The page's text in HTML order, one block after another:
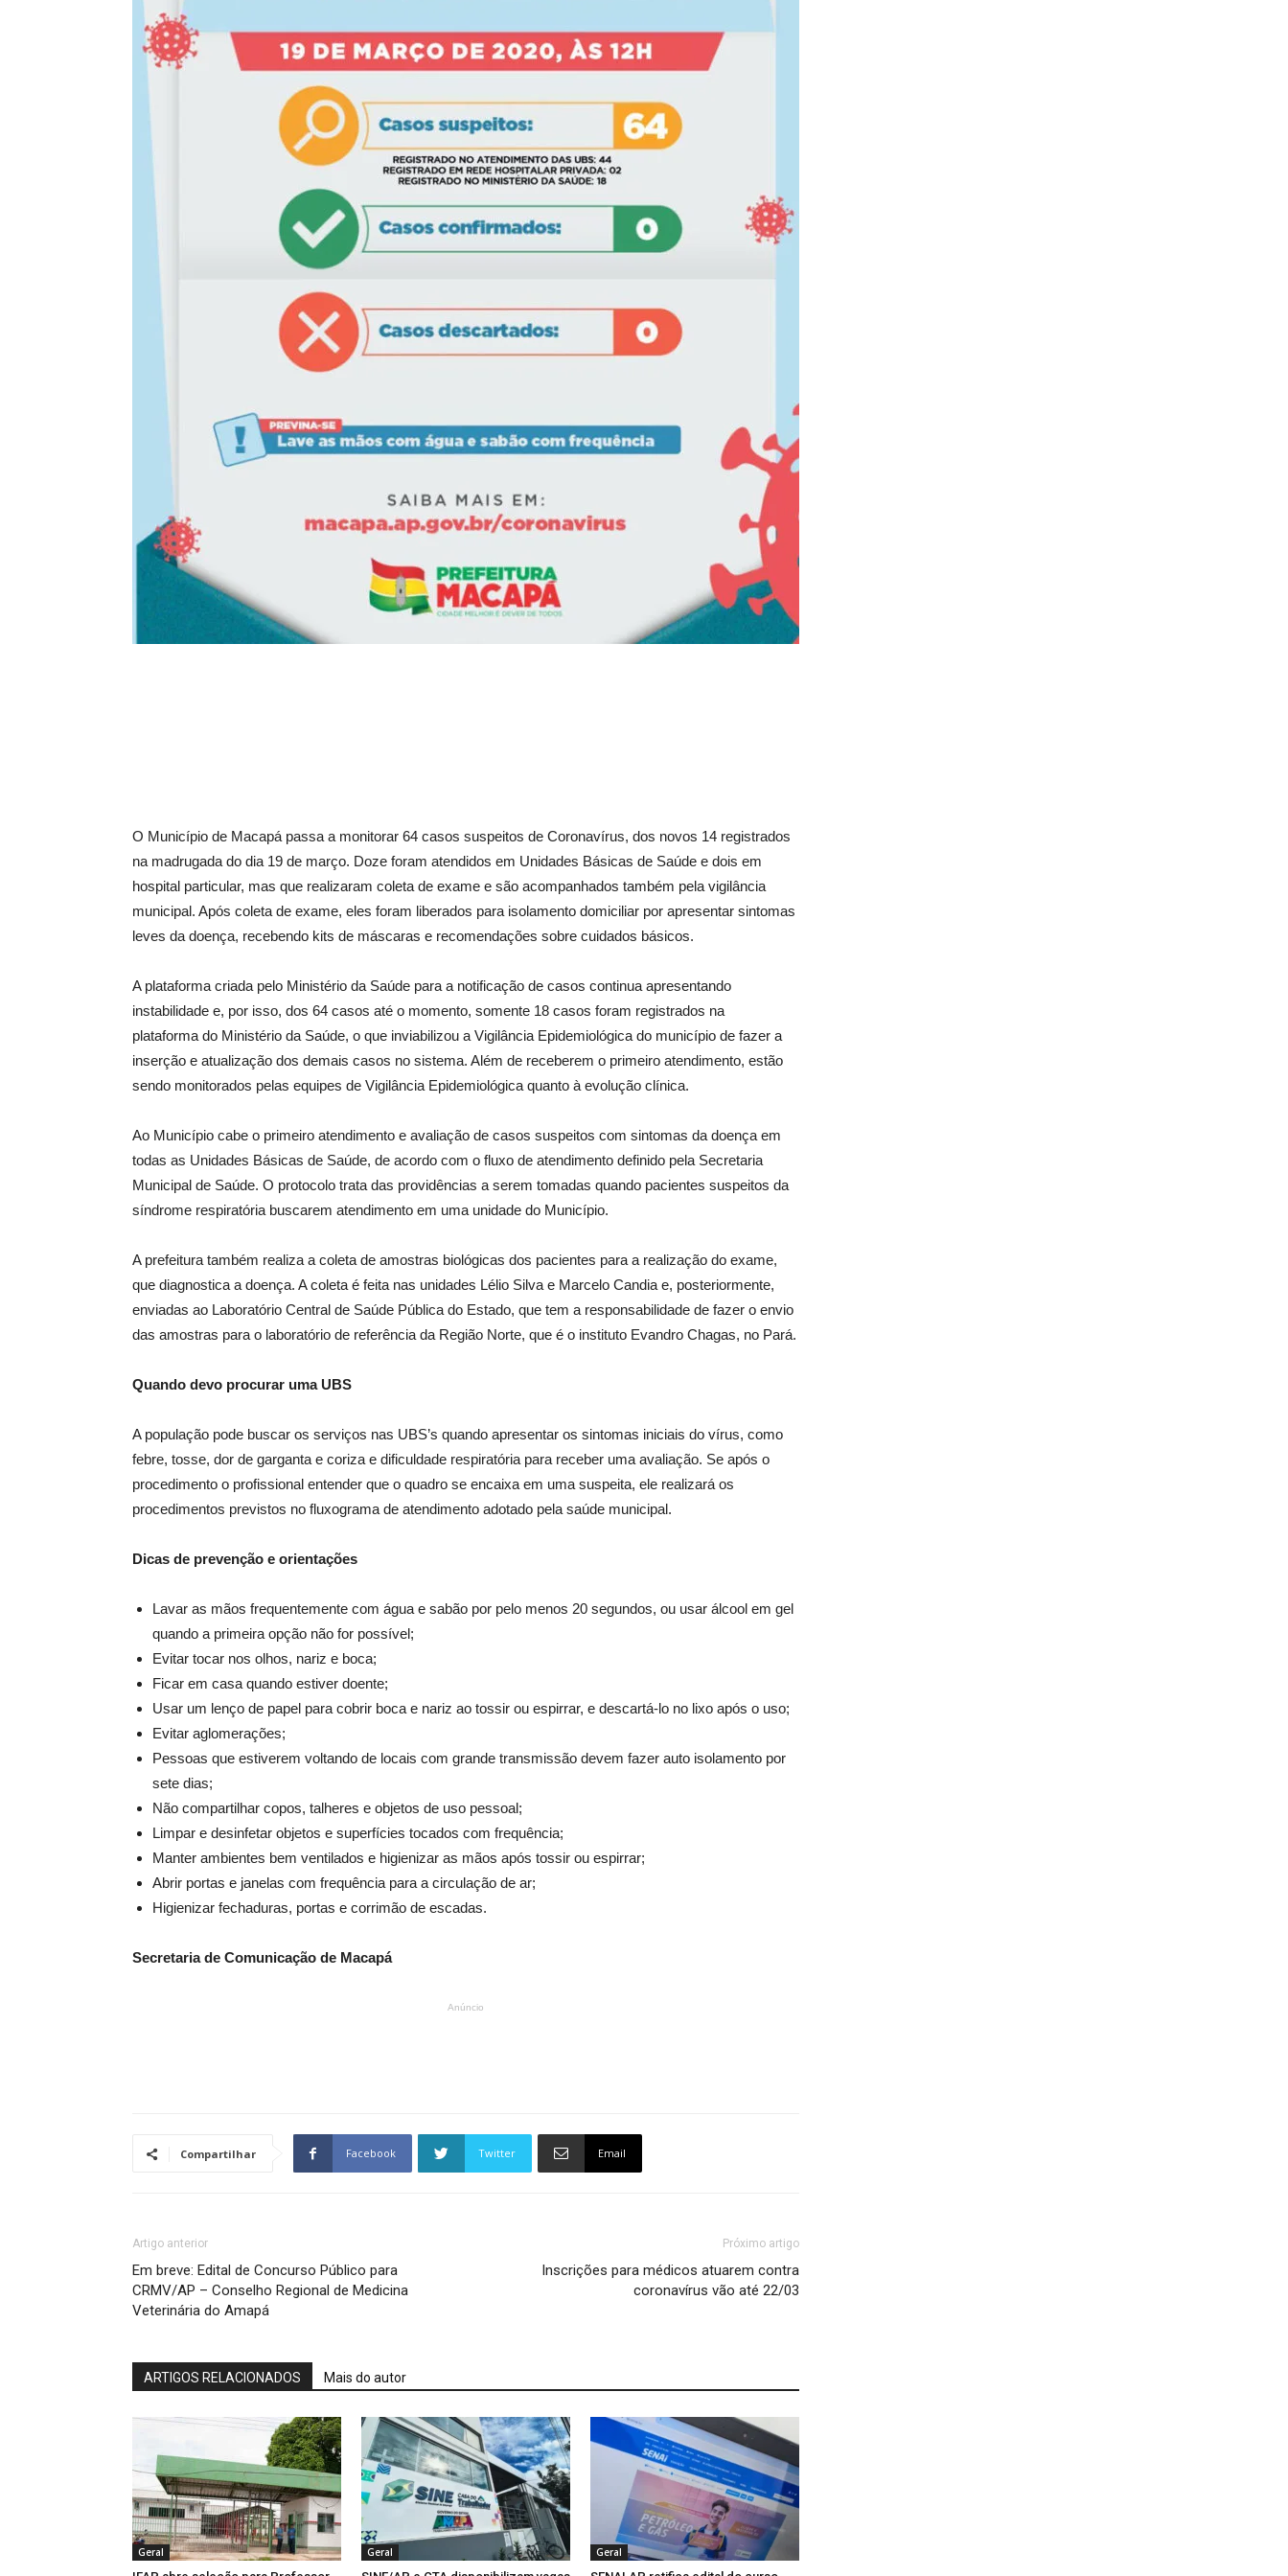
O Município de Macapá passa a monitorar 64 casos suspeitos de Coronavírus, dos novos 14 registrados
na madrugada do dia 19 de março. Doze foram atendidos em Unidades Básicas de Saúde e dois em
hospital particular, mas que realizaram coleta de exame e são acompanhados também pela vigilância
municipal. Após coleta de exame, eles foram liberados para isolamento domiciliar por apresentar sintomas
leves da doença, recebendo kits de máscaras e recomendações sobre cuidados básicos.
A plataforma criada pelo Ministério da Saúde para a notificação de casos continua apresentando
instabilidade e, por isso, dos 64 casos até o momento, somente 18 casos foram registrados na
plataforma do Ministério da Saúde, o que inviabilizou a Vigilância Epidemiológica do município de fazer a
inserção e atualização dos demais casos no sistema. Além de receberem o primeiro atendimento, estão
sendo monitorados pelas equipes de Vigilância Epidemiológica quanto à evolução clínica.
Ao Município cabe o primeiro atendimento e avaliação de casos suspeitos com sintomas da doença em
todas as Unidades Básicas de Saúde, de acordo com o fluxo de atendimento definido pela Secretaria
Municipal de Saúde. O protocolo trata das providências a serem tomadas quando pacientes suspeitos da
síndrome respiratória buscarem atendimento em uma unidade do Município.
A prefeitura também realiza a coleta de amostras biológicas dos pacientes para a realização do exame,
que diagnostica a doença. A coleta é feita nas unidades Lélio Silva e Marcelo Candia e, posteriormente,
enviadas ao Laboratório Central de Saúde Pública do Estado, que tem a responsabilidade de fazer o envio
das amostras para o laboratório de referência da Região Norte, que é o instituto Evandro Chagas, no Pará.
Quando devo procurar uma UBS
A população pode buscar os serviços nas UBS’s quando apresentar os sintomas iniciais do vírus, como
febre, tosse, dor de garganta e coriza e dificuldade respiratória para receber uma avaliação. Se após o
procedimento o profissional entender que o quadro se encaixa em uma suspeita, ele realizará os
procedimentos previstos no fluxograma de atendimento adotado pela saúde municipal.
Dicas de prevenção e orientações
Lavar as mãos frequentemente com água e sabão por pelo menos 20 segundos, ou usar álcool em gel
quando a primeira opção não for possível;
Evitar tocar nos olhos, nariz e boca;
Ficar em casa quando estiver doente;
Usar um lenço de papel para cobrir boca e nariz ao tossir ou espirrar, e descartá-lo no lixo após o uso;
Evitar aglomerações;
Pessoas que estiverem voltando de locais com grande transmissão devem fazer auto isolamento por
sete dias;
Não compartilhar copos, talheres e objetos de uso pessoal;
Limpar e desinfetar objetos e superfícies tocados com frequência;
Manter ambientes bem ventilados e higienizar as mãos após tossir ou espirrar;
Abrir portas e janelas com frequência para a circulação de ar;
Higienizar fechaduras, portas e corrimão de escadas.
Secretaria de Comunicação de Macapá
Anúncio
Compartilhar Facebook Twitter Email
Artigo anterior
Em breve: Edital de Concurso Público para
CRMV/AP – Conselho Regional de Medicina
Veterinária do Amapá
Próximo artigo
Inscrições para médicos atuarem contra
coronavírus vão até 22/03
ARTIGOS RELACIONADOS Mais do autor
Geral Geral Geral